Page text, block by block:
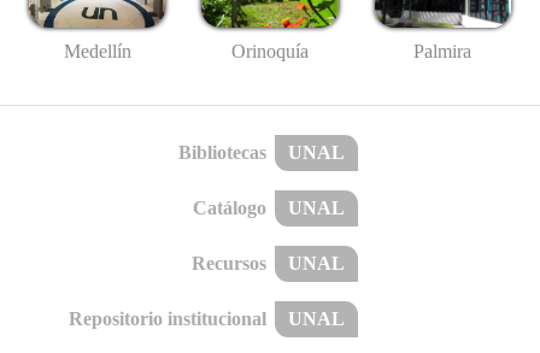
Medellín Orinoquía Palmira
Bibliotecas UNAL
Catálogo UNAL
Recursos UNAL
Repositorio institucional UNAL